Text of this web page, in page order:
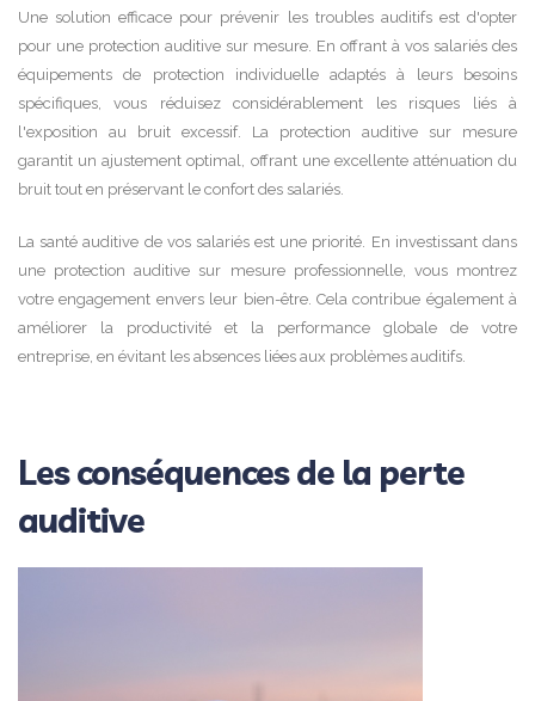
Une solution efficace pour prévenir les troubles auditifs est d'opter
pour une protection auditive sur mesure. En offrant à vos salariés des
équipements de protection individuelle adaptés à leurs besoins
spécifiques, vous réduisez considérablement les risques liés à
l'exposition au bruit excessif. La protection auditive sur mesure
garantit un ajustement optimal, offrant une excellente atténuation du
bruit tout en préservant le confort des salariés.
La santé auditive de vos salariés est une priorité. En investissant dans
une protection auditive sur mesure professionnelle, vous montrez
votre engagement envers leur bien-être. Cela contribue également à
améliorer la productivité et la performance globale de votre
entreprise, en évitant les absences liées aux problèmes auditifs.
Les conséquences de la perte
auditive